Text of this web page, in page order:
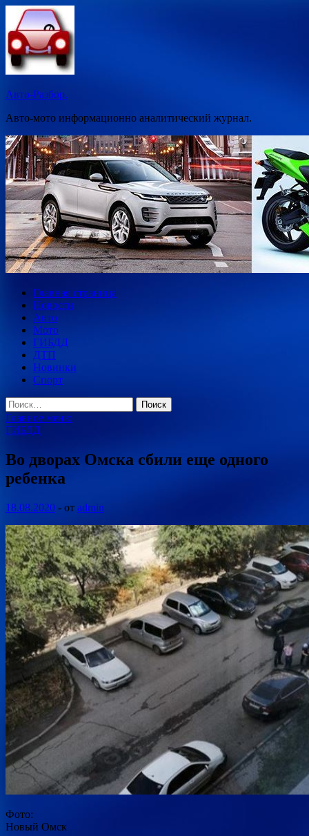
Перейти
содержимому
Авто-Разбор.
Авто-мото информационно аналитический журнал.
Главная страница
Новости
Авто
Мото
ГИБДД
ДТП
Новинки
Спорт
Найти:
Главное меню
ГИБДД
Во дворах Омска сбили еще одного
ребенка
18.08.2020 - от admin
Фото:
Новый Омск